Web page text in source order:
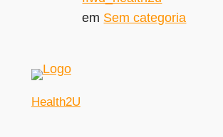
em Sem categoria
Health2U